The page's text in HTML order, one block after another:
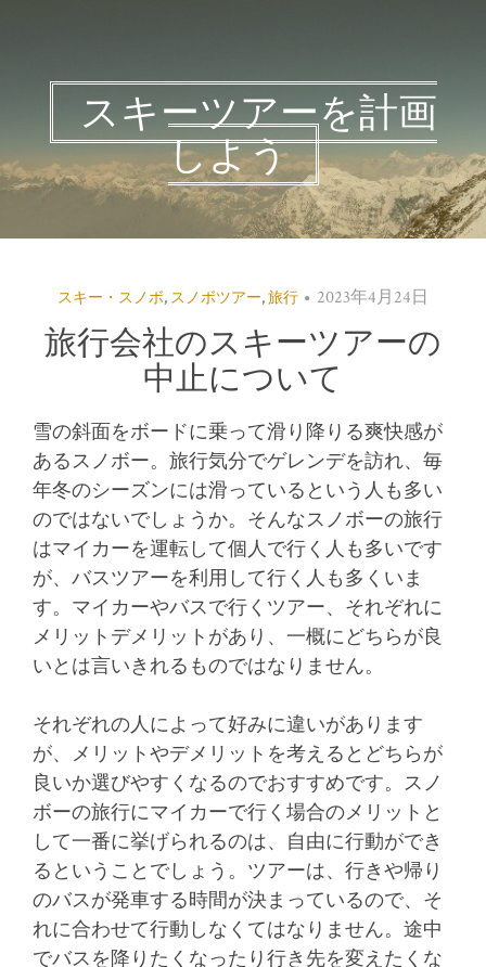
スキーツアーを計画
しよう
スキー・スノボ, スノボツアー,旅行 2023年4月24日
旅行会社のスキーツアーの
中止について
雪の斜面をボードに乗って滑り降りる爽快感が
あるスノボー。 旅行気分でゲレンデを訪れ、毎
年冬のシーズンには滑っているという人も多い
のではないでしょうか。そんなスノボーの旅行
はマイカーを運転して個人で行く人も多いです
が、バスツアーを利用して行く人も多くいま
す。マイカーやバスで行くツアー、それぞれに
メリットデメリットがあり、一概にどちらが良
いとは言いきれるものではなりません。
それぞれの人によって好みに違いがあります
が、メリットやデメリットを考えるとどちらが
良いか選びやすくなるのでおすすめです。スノ
ボーの旅行にマイカーで行く場合のメリットと
して一番に挙げられるのは、自由に行動ができ
るということでしょう。ツアーは、行きや帰り
のバスが発車する時間が決まっているので、そ
れに合わせて行動しなくてはなりません。途中
でバスを降りたくなったり行き先を変えたくな